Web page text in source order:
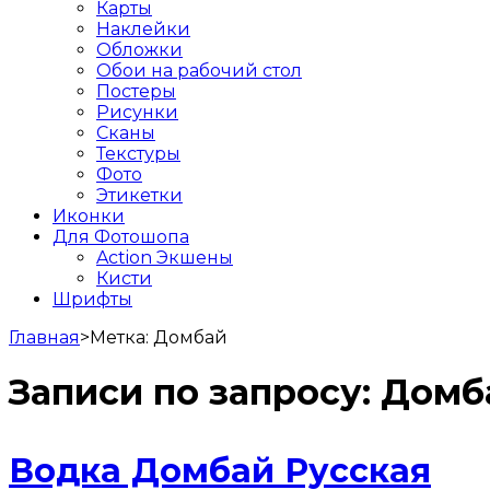
Карты
Наклейки
Обложки
Обои на рабочий стол
Постеры
Рисунки
Сканы
Текстуры
Фото
Этикетки
Иконки
Для Фотошопа
Action Экшены
Кисти
Шрифты
Главная>Метка: Домбай
Записи по запросу:
Водка Домбай Русская